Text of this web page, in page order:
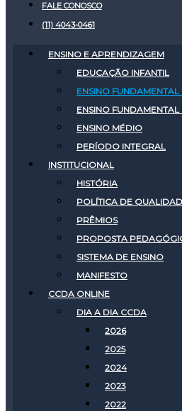
FALE CONOSCO
(11) 4043-0461
ENSINO E APRENDIZAGEM
EDUCAÇÃO INFANTIL
ENSINO FUNDAMENTAL
ENSINO FUNDAMENTAL
ENSINO MÉDIO
PERÍODO INTEGRAL
INSTITUCIONAL
HISTÓRIA
POLÍTICA DE
PRÊMIOS
PROPOSTA
SISTEMA DE ENSINO
MANIFESTO
CCDA ONLINE
DIA A DIA CCDA
2026
2025
2024
2023
2022